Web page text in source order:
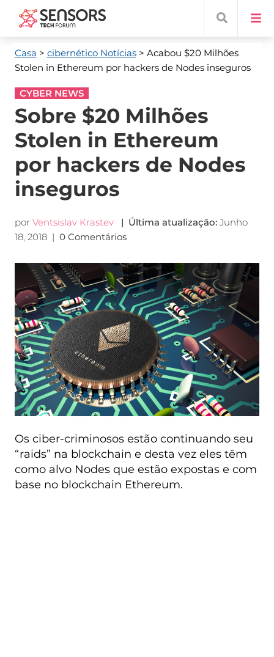
Casa > cibernético Notícias> Acabou $20 Milhões
Stolen in Ethereum por hackers de Nodes inseguros
CYBER NEWS
Sobre $20 Milhões
Stolen in Ethereum
por hackers de Nodes
inseguros
por Ventsislav Krastev | Última atualização: Junho
18, 2018| 0 Comentários
Os ciber-criminosos estão continuando seu
“raids” na blockchain e desta vez eles têm
como alvo Nodes que estão expostas e com
base no blockchain Ethereum.